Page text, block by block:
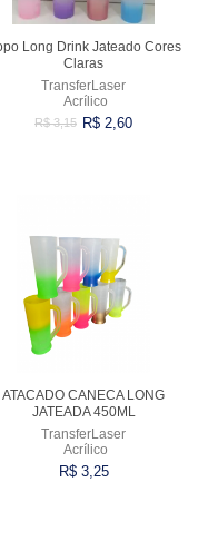
Long Drink Jateado Cores
Claras
TransferLaser
Acrílico
R$ 3,15 R$ 2,60
ATACADO CANECA LONG
JATEADA 450ML
TransferLaser
Acrílico
R$ 3,25